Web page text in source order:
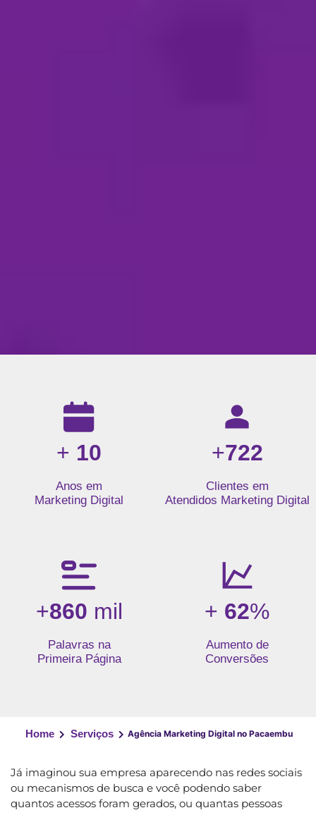
Resultados da nossa agência de marketing digital: mais
+ 10
Anos em
Marketing Digital
+722
Clientes em
Atendidos Marketing Digital
+860 mil
Palavras na
Primeira Página
+ 62%
Aumento de
Conversões
Home Serviços Agência Marketing Digital no Pacaembu
Já imaginou sua empresa aparecendo nas redes sociais
ou mecanismos de busca e você podendo saber
quantos acessos foram gerados, ou quantas pessoas